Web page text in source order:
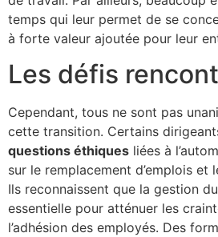
temps qui leur permet de se
à forte valeur ajoutée pour leur
Les défis
Cependant, tous ne sont pas
cette transition. Certains
questions éthiques liées à
sur le remplacement d’emplois et
Ils reconnaissent que la gestion
essentielle pour atténuer les
l’adhésion des employés. Des